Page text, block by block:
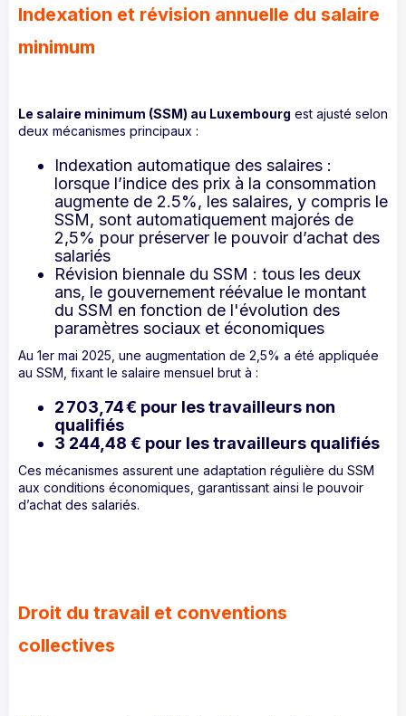
Indexation et révision annuelle du salaire
minimum
Le salaire minimum (SSM) au Luxembourg est ajusté selon
deux mécanismes principaux :
Indexation automatique des salaires :
lorsque l’indice des prix à la consommation
augmente de 2.5%, les salaires, y compris le
SSM, sont automatiquement majorés de
2,5% pour préserver le pouvoir d’achat des
salariés
Révision biennale du SSM : tous les deux
ans, le gouvernement réévalue le montant
du SSM en fonction de l'évolution des
paramètres sociaux et économiques
Au 1er mai 2025, une augmentation de 2,5% a été appliquée
au SSM, fixant le salaire mensuel brut à :
2 703,74 € pour les travailleurs non
qualifiés
3 244,48 € pour les travailleurs qualifiés
Ces mécanismes assurent une adaptation régulière du SSM
aux conditions économiques, garantissant ainsi le pouvoir
d’achat des salariés.
Droit du travail et conventions
collectives